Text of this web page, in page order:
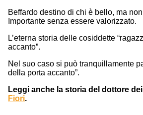
Beffardo destino di chi è bello, ma
Importante senza essere valorizzato.
L’eterna storia delle cosiddette
accanto”.
Nel suo caso si può tranquillamente
della porta accanto”.
Leggi anche la storia del dottore
Fiori.